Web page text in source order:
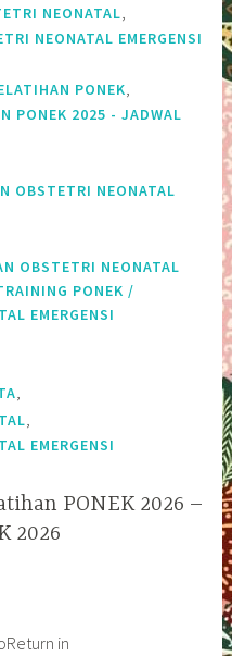
NEONATAL,
NEONATAL EMERGENSI
PONEK,
PONEK 2025 - JADWAL
OBSTETRI NEONATAL
OBSTETRI NEONATAL
PONEK /
EMERGENSI
,
,
EMERGENSI
PONEK 2026 –
2026
in